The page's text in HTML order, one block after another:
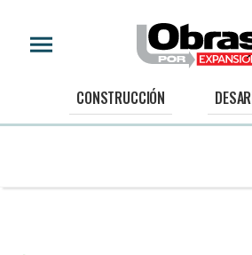
CONSTRUCCIÓN